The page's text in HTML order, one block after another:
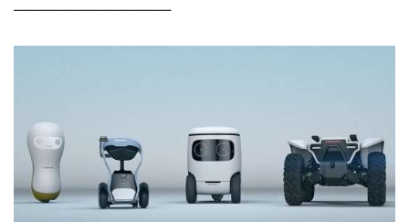
———————————–